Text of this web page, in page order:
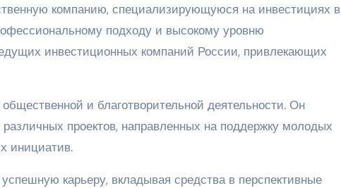
компанию, специализирующуюся на инвестициях в
подходу и высокому уровню
инвестиционных компаний России, привлекающих
и благотворительной деятельности. Он
проектов, направленных на поддержку молодых
инициатив.
карьеру, вкладывая средства в перспективные